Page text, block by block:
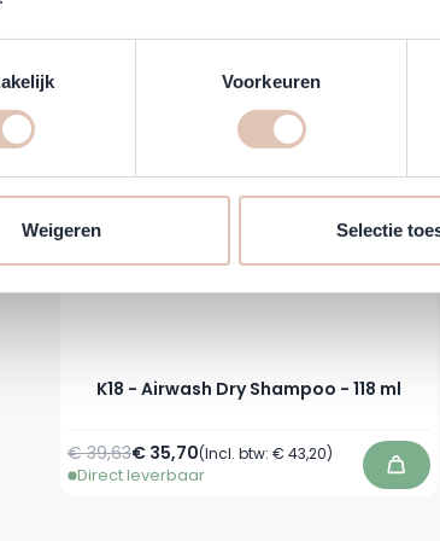
Voorkeuren
Weigeren Selectie
K18 - Airwash Dry Shampoo - 118 ml
Speciale prijs
€ 35,70
Normale prijs
€ 39,63 (Incl. btw: € 43,20)
Direct leverbaar In